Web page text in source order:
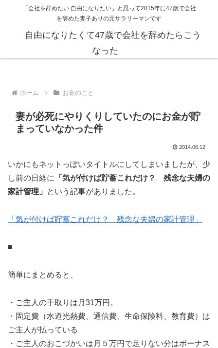
「会社を辞めたい 自由になりたい」と思って2015年に47歳で会社
を辞めた妻子ありの元サラリーマンです
自由になりたくて47歳で会社を辞めたらこう
なった
ホーム お金のこと
妻が必死にやりくりしていたのにお金が貯
まっていなかった件
2014.06.12
いかにもネットっぽいタイトルにしてしまいましたが、少
し前の日経に
「気が付けば貯蓄これだけ？ 残念な夫婦の
家計管理」
という記事がありました。
「気が付けば貯蓄これだけ？ 残念な夫婦の家計管理」
■
簡単にまとめると、
・ご主人の手取りは月31万円。
・固定費（水道光熱費、通信費、生命保険料、教育費）は
ご主人が払っている
・ご主人のおこづかいは月５万円で足りない分はボーナス